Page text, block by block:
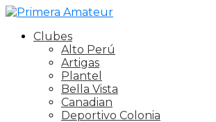
Clubes
Alto Perú
Artigas
Plantel
Bella Vista
Canadian
Deportivo Colonia